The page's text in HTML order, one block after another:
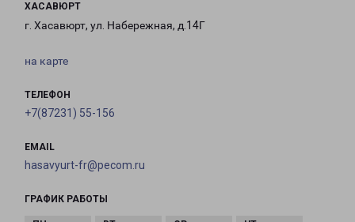
ХАСАВЮРТ
г. Хасавюрт, ул. Набережная, д.14Г
на карте
ТЕЛЕФОН
+7(87231) 55-156
EMAIL
hasavyurt-fr@pecom.ru
ГРАФИК РАБОТЫ